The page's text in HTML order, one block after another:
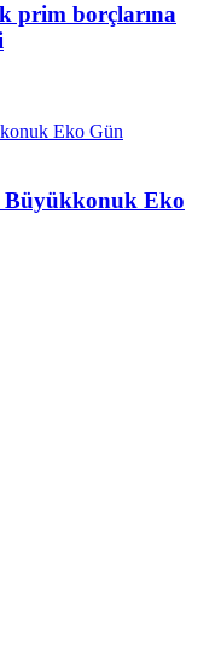
prim borçlarına
Büyükkonuk Eko